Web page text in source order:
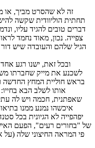
זה לא שהסרט מביך, או
תחתית הוליוודית שקשה
דברים טובים להגיד עליו,
צפייה. נכון, מאוד נחמד
הגיל שלהם והעובדה שיש
ובכל זאת, ישנו רגע
לשכנע את מייק שחברתו
בראש חוליית המחץ החדשה
אותו לשלב הבא
שאפתנית, חכמה ויש לה
איכשהו נמנע ממנו
יפהפייה לא הגיונית בכל
של "בחורים רעים", הפעם
פי המראה החיצוני שלה (על